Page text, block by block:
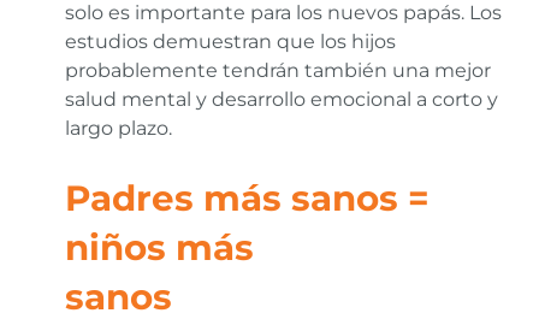
solo es importante para los nuevos papás. Los
estudios demuestran que los hijos
probablemente tendrán también una mejor
salud mental y desarrollo emocional a corto y
largo plazo.
Padres más sanos =
niños más
sanos